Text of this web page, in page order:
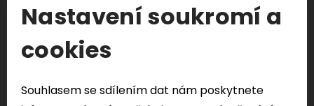
S čím Vám můžeme pomoci?
Odeslat formulář
Nastavení soukromí a
cookies
Souhlasem se sdílením dat nám poskytnete